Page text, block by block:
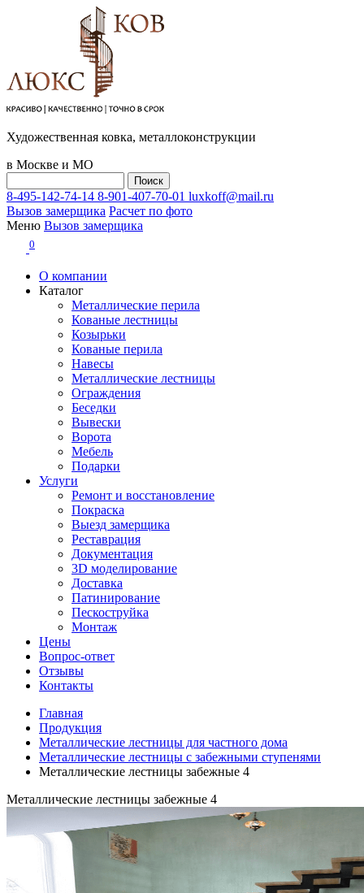
Художественная ковка, металлоконструкции
в Москве и МО
8-495-142-74-14 8-901-407-70-01 luxkoff@mail.ru
Вызов замерщика Расчет по фото
Меню Вызов замерщика
0
О компании
Каталог
Металлические перила
Кованые лестницы
Козырьки
Кованые перила
Навесы
Металлические лестницы
Ограждения
Беседки
Вывески
Ворота
Мебель
Подарки
Услуги
Ремонт и восстановление
Покраска
Выезд замерщика
Реставрация
Документация
3D моделирование
Доставка
Патинирование
Пескоструйка
Монтаж
Цены
Вопрос-ответ
Отзывы
Контакты
Главная
Продукция
Металлические лестницы для частного дома
Металлические лестницы с забежными ступенями
Металлические лестницы забежные 4
Металлические лестницы забежные 4